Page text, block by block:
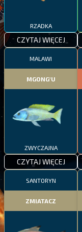
RZADKA
CZYTAJ WIĘCEJ
MALAWI
MGONG'U
ZWYCZAJNA
CZYTAJ WIĘCEJ
SANTORYN
ZMIATACZ